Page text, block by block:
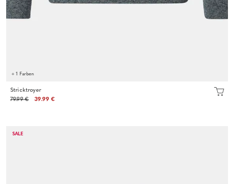
+ 1 Farben
Stricktroyer
79.99 €
39.99 €
SALE